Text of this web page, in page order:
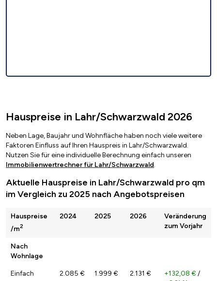
Hauspreise in Lahr/Schwarzwald 2026
Neben Lage, Baujahr und Wohnfläche haben noch viele weitere
Faktoren Einfluss auf Ihren Hauspreis in Lahr/Schwarzwald.
Nutzen Sie für eine individuelle Berechnung einfach unseren
Immobilienwertrechner für Lahr/Schwarzwald.
Aktuelle Hauspreise in Lahr/Schwarzwald pro qm
im Vergleich zu 2025 nach Angebotspreisen
Hauspreise
/m2
2024 2025 2026
Veränderung
zum Vorjahr
Nach
Wohnlage
Einfach 2.085 € 1.999 € 2.131 € +132,08 € /